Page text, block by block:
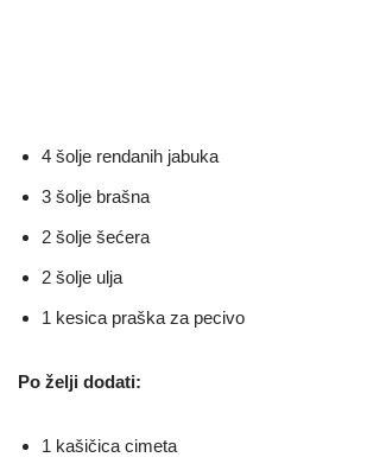
4 šolje rendanih jabuka
3 šolje brašna
2 šolje šećera
2 šolje ulja
1 kesica praška za pecivo
Po želji dodati:
1 kašičica cimeta